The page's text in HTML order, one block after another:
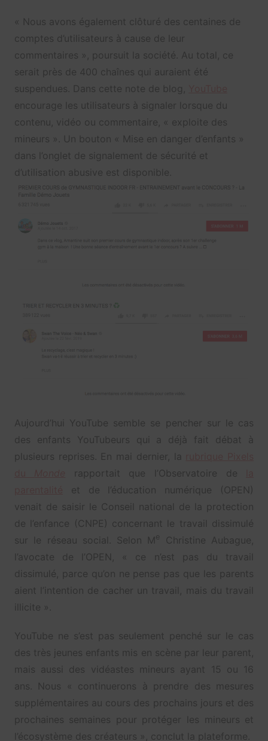
« Nous avons également clôturé des centaines de
comptes d’utilisateurs à cause de leur
commentaires », poursuit la société. Au total, ce
serait près de 400 chaînes qui auraient été
suspendues. Dans cette note de blog,
encourage les utilisateurs à signaler lorsque du
contenu, vidéo ou commentaire, « exploite des
mineurs ». Un bouton « Mise en danger d’enfants »
dans l’onglet de signalement de sécurité et
d’utilisation abusive est disponible.
Aujourd’hui YouTube semble se pencher sur le cas
des enfants YouTubeurs qui a déjà fait débat à
plusieurs reprises. En mai dernier, la
rapportait que l’Observatoire de
et de l’éducation numérique (OPEN)
venait de saisir le Conseil national de la protection
de l’enfance (CNPE) concernant le travail dissimulé
sur le réseau social. Selon M e
Christine Aubague,
l’avocate de l’OPEN, « ce n’est pas du travail
dissimulé, parce qu’on ne pense pas que les parents
aient l’intention de cacher un travail, mais du travail
illicite ».
YouTube ne s’est pas seulement penché sur le cas
des très jeunes enfants mis en scène par leur parent,
mais aussi des vidéastes mineurs ayant 15 ou 16
ans. Nous « continuerons à prendre des mesures
supplémentaires au cours des prochains jours et des
prochaines semaines pour protéger les mineurs et
l’écosystème des créateurs », conclut la plateforme.